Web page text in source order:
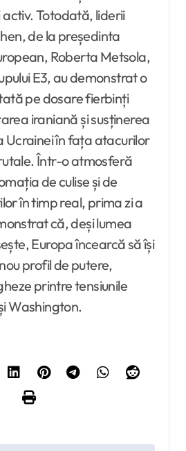
Totodată, liderii
de la președinta
Roberta Metsola,
E3, au demonstrat o
pe dosare fierbinți
iraniană și susținerea
Ucrainei în fața atacurilor
Într-o atmosferă
de culise și de
în timp real, prima zi a
că, deși lumea
Europa încearcă să își
profil de putere,
printre tensiunile
Washington.